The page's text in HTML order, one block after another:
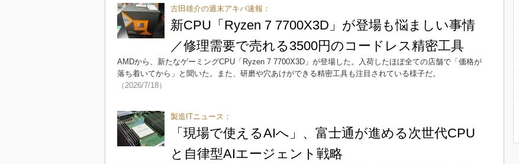
古田雄介の週末アキバ速報：
新CPU「Ryzen 7 7700X3D」が登場も悩ましい事情
／修理需要で売れる3500円のコードレス精密工具
AMDから、新たなゲーミングCPU「Ryzen 7 7700X3D」が登場した。入荷したほぼ全ての店舗で「価格が
落ち着いてから」と聞いた。また、研磨や穴あけができる精密工具も注目されている様子だ。
（2026/7/18）
製造ITニュース：
「現場で使えるAIへ」、富士通が進める次世代CPU
と自律型AIエージェント戦略